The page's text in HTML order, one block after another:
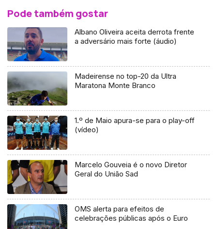
Pode também gostar
Albano Oliveira aceita derrota frente
a adversário mais forte (áudio)
Madeirense no top-20 da Ultra
Maratona Monte Branco
1.º de Maio apura-se para o play-off
(vídeo)
Marcelo Gouveia é o novo Diretor
Geral do União Sad
OMS alerta para efeitos de
celebrações públicas após o Euro